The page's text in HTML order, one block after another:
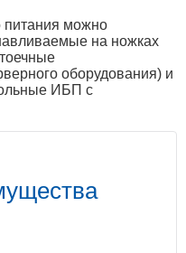
питания можно
на ножках
оборудования) и
ИБП с